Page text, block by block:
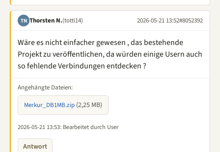
TN Thorsten N.(totti14) 2026-05-21 13:52#8052392
Wäre es nicht einfacher gewesen , das bestehende
Projekt zu veröffentlichen, da würden einige Usern auch
so fehlende Verbindungen entdecken ?
Angehängte Dateien:
Merkur_DB1MB.zip (2,25 MB)
2026-05-21 13:53: Bearbeitet durch User
Antwort